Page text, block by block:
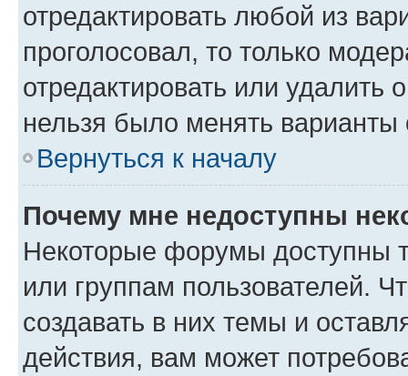
отредактировать любой из
проголосовал, то только
отредактировать или удалить
нельзя было менять варианты
Вернуться к началу
Почему мне недоступны
Некоторые форумы доступны
или группам пользователей.
создавать в них темы и
действия, вам может